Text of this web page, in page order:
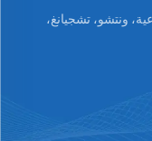
ونتشو، تشجيانغ،